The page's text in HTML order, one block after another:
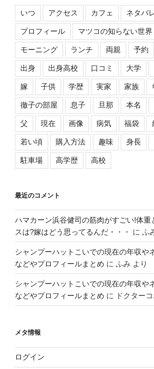
いつ アクセス カフェ ネタバ
プロフィール マツコの知らない世界
モーニング ランチ 両親 予約
出身 出身高校 口コミ 大学
嫁 子供 学歴 実家 家族
徹子の部屋 息子 旦那 本名
父 現在 画像 病気 福袋
若い頃 購入方法 趣味 身長
駐車場 高学歴 高校
最近のコメント
ハマカーン浜谷健司の筋肉がすごい!体重
スは?嫁はどう思ってるんだ・・・
に ふ
シャンプーハットこいでの現在の年収や
などやプロフィールまとめ に ふみ より
シャンプーハットこいでの現在の年収や
などやプロフィールまとめ に ドクター
メタ情報
ログイン